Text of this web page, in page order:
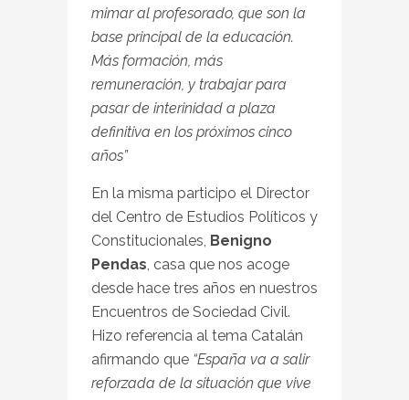
mimar al profesorado, que son la
base principal de la educación.
Más formación, más
remuneración, y trabajar para
pasar de interinidad a plaza
definitiva en los próximos cinco
años”
En la misma participo el Director
del Centro de Estudios Políticos y
Constitucionales, Benigno
Pendas, casa que nos acoge
desde hace tres años en nuestros
Encuentros de Sociedad Civil.
Hizo referencia al tema Catalán
afirmando que “España va a salir
reforzada de la situación que vive